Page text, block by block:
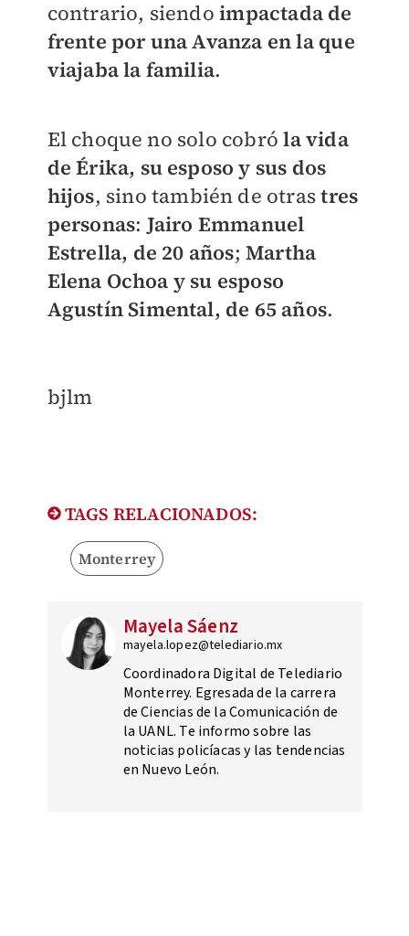
contrario, siendoimpactada de
frente por una Avanza en la que
viajaba la familia.
El choque no solo cobróla vida
de Érika, su esposo y sus dos
hijos, sino también de otrastres
personas: Jairo Emmanuel
Estrella, de 20 años; Martha
Elena Ochoa y su esposo
Agustín Simental, de 65 años.
bjlm
TAGS RELACIONADOS:
Monterrey
Mayela Sáenz
mayela.lopez@telediario.mx
Coordinadora Digital de Telediario
Monterrey. Egresada de la carrera
de Ciencias de la Comunicación de
la UANL. Te informo sobre las
noticias policíacas y las tendencias
en Nuevo León.